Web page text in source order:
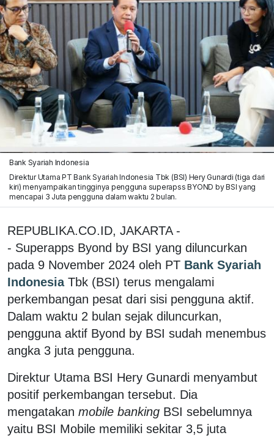
Bank Syariah Indonesia
Direktur Utama PT Bank Syariah Indonesia Tbk (BSI) Hery Gunardi (tiga dari
kiri) menyampaikan tingginya pengguna superapss BYOND by BSI yang
mencapai 3 Juta pengguna dalam waktu 2 bulan.
REPUBLIKA.CO.ID, JAKARTA -
- Superapps Byond by BSI yang diluncurkan
pada 9 November 2024 oleh PT Bank Syariah
Indonesia Tbk (BSI) terus mengalami
perkembangan pesat dari sisi pengguna aktif.
Dalam waktu 2 bulan sejak diluncurkan,
pengguna aktif Byond by BSI sudah menembus
angka 3 juta pengguna.
Direktur Utama BSI Hery Gunardi menyambut
positif perkembangan tersebut. Dia
mengatakan mobile banking BSI sebelumnya
yaitu BSI Mobile memiliki sekitar 3,5 juta